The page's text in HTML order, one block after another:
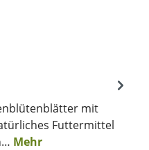
mit
Futtermittel
Mehr